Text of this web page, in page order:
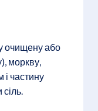
очищену або
моркву,
частину